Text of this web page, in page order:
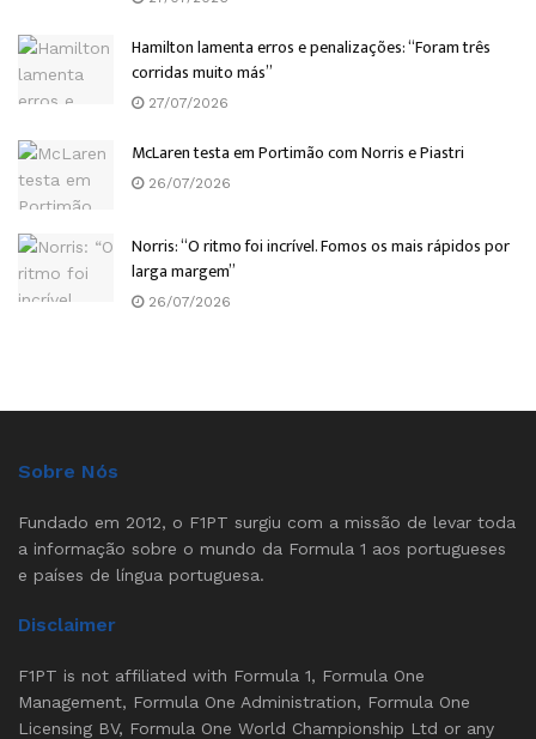
Hamilton lamenta erros e penalizações: “Foram três
corridas muito más”
27/07/2026
McLaren testa em Portimão com Norris e Piastri
26/07/2026
Norris: “O ritmo foi incrível. Fomos os mais rápidos por
larga margem”
26/07/2026
Sobre Nós
Fundado em 2012, o F1PT surgiu com a missão de levar toda
a informação sobre o mundo da Formula 1 aos portugueses
e países de língua portuguesa.
Disclaimer
F1PT is not affiliated with Formula 1, Formula One
Management, Formula One Administration, Formula One
Licensing BV, Formula One World Championship Ltd or any